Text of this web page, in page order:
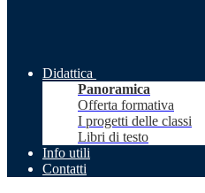
Didattica
Panoramica
Offerta formativa
I progetti delle classi
Libri di testo
Info utili
Contatti